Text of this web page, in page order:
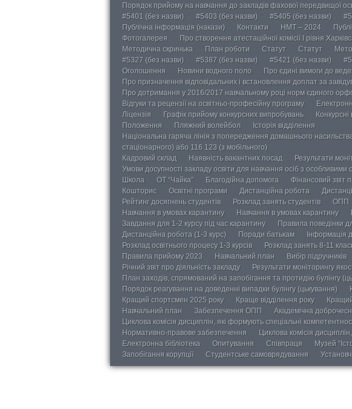
Порядок прийому на навчання до закладів фахової передвищої
#5401 (без назви)
#5403 (без назви) #5405 (без назви)
Публічна інформація (накази)
Контакти НМТ – 2024
Фотогалерея
Про створення атестаційної комісії І рівня
Методична скринька
План роботи Статут Статут
#5327 (без назви)
#5387 (без назви) #5421 (без назви)
Оголошення
Новини водного поло Про єдині вимоги до
Про призначення відповідальних і встановлення доплат за
Про дотримання у 2016/2017 навчальному році норм єдиного
Відгуки та рецензії на освітньо-професійну програму
Ліцензія
Графік прийому конкурсних випробувань
Положення
Пляжний волейбол
Історія відділення
Національна гаряча лінія з попередження домашнього
стаціонарного) або 116 123 (з мобільного)
Кадровий склад
Наявність вакантних посад
Результати
Умови досупності закладу освіти для навчання осіб з особливими
Школа
ОТ “Чайка” Благодійна допомога Фінансовий звіт
Кошторис
Освітні програми Дистанційна робота
Рейтинг досягнень студентів
Розклад занять студентів ОПП
Навчання в умовах карантину
Навчання в умовах карантину
Завдання для 1-2 курсу під час карантину
Правила поведінки
Дистанційна робота (1-3 курс)
Поради батькам Інформація
Розклад освітнього процесу 1-3 курсів
Розклад занять 8-11
Правила прийому 2023
Навчальний план Вибір підручників
Річний звіт про діяльність закладу
Результати моніторингу
План заходів, спрямований на запобігання та протидію булінгу
Порядок реагування на доведенні випадки булінгу (цькування)
Кращий спортсмен 2025 року
Краще відділення року
Навчальний план
Забезпечення ОПП Академічна
Циклова комісія дисциплін, які формують спеціальні
Нормативно-правове забезпечення
Циклова комісія
Електронна бібліотека
Опитування Співпраця Музей
Запобігання корупції
Студентське самоврядування